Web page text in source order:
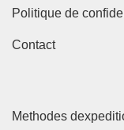
Politique de
Contact
Methodes